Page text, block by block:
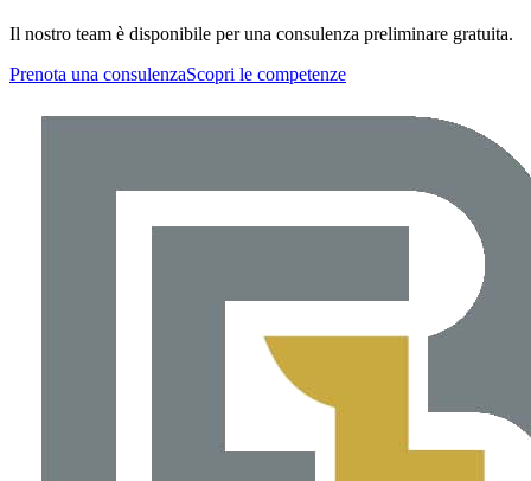
Il nostro team è disponibile per una consulenza preliminare gratuita.
Prenota una consulenzaScopri le competenze